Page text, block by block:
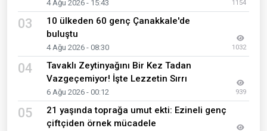
4 Ağu 2026 - 15:43 1154
03
10 ülkeden 60 genç Çanakkale'de
buluştu
4 Ağu 2026 - 08:30 1032
04
Tavaklı Zeytinyağını Bir Kez Tadan
Vazgeçemiyor! İşte Lezzetin Sırrı
6 Ağu 2026 - 00:12 939
05
21 yaşında toprağa umut ekti: Ezineli genç
çiftçiden örnek mücadele